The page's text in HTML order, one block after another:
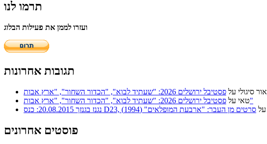
תרמו לנו
ועזרו לממן את פעילות הבלוג
תגובות אחרונות
אור סיגולי על
טאי על
פסטיבל ירושלים 2026: "שעתיד לבוא", "הכדור השחור", "ארץ אבות"
על סרטים מן העבר: "ארבעת המופלאים" (1994)
פוסטים אחרונים